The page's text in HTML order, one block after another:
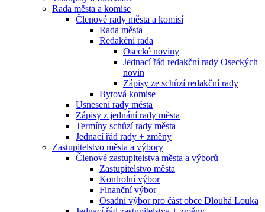
Rada města a komise
Členové rady města a komisí
Rada města
Redakční rada
Osecké noviny
Jednací řád redakční rady Oseckých
novin
Zápisy ze schůzí redakční rady
Bytová komise
Usnesení rady města
Zápisy z jednání rady města
Termíny schůzí rady města
Jednací řád rady + změny
Zastupitelstvo města a výbory
Členové zastupitelstva města a výborů
Zastupitelstvo města
Kontrolní výbor
Finanční výbor
Osadní výbor pro část obce Dlouhá Louka